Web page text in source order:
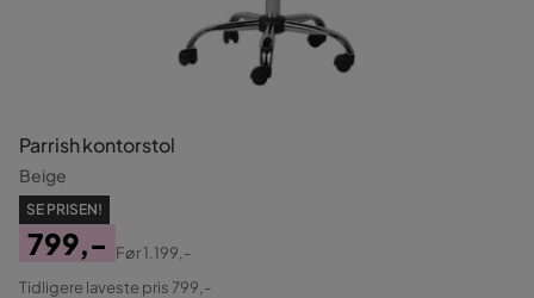
Parrish kontorstol
Beige
SE PRISEN!
Pris
799,-
Original
Før1.199,-
Tidligere laveste pris 799,-